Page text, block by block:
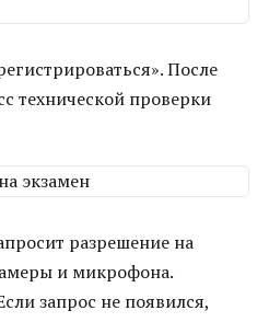
После
технической проверки
разрешение на
и микрофона.
запрос не появился,